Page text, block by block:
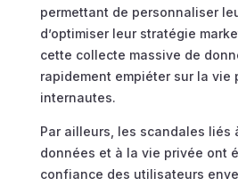
permettant de personnaliser
d’optimiser leur stratégie
cette collecte massive de
rapidement empiéter sur la vie
internautes.
Par ailleurs, les scandales liés
données et à la vie privée ont
confiance des utilisateurs